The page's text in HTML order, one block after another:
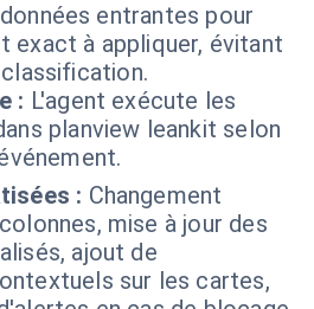
entrantes pour
exact à appliquer, évitant
: L'agent exécute les
planview leankit selon
: Changement
mise à jour des
ajout de
sur les cartes,